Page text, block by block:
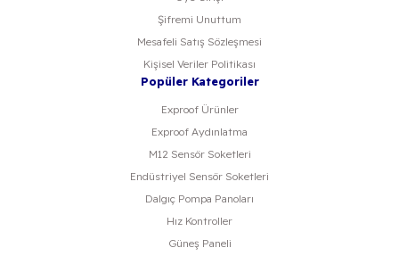
Şifremi Unuttum
Mesafeli Satış Sözleşmesi
Kişisel Veriler Politikası
Popüler Kategoriler
Exproof Ürünler
Exproof Aydınlatma
M12 Sensör Soketleri
Endüstriyel Sensör Soketleri
Dalgıç Pompa Panoları
Hız Kontroller
Güneş Paneli